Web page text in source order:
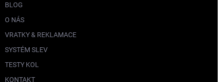
BLOG
O NÁS
VRATKY & REKLAMACE
SYSTÉM SLEV
TESTY KOL
KONTAKT